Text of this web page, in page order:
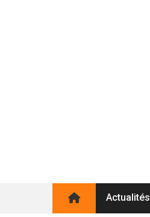
Actualités